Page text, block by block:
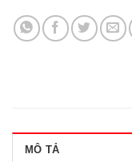
MÔ TẢ